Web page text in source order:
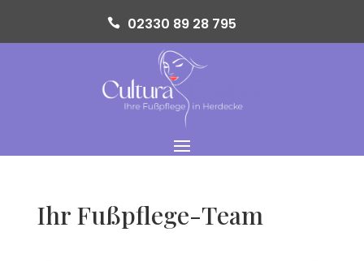
02330 89 28 795
Ihr Fußpflege-Team